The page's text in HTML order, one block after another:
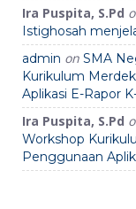
Ira Puspita, S.Pd
Istighosah
admin on SMA
Kurikulum
Aplikasi E-Rapor
Ira Puspita, S.Pd
Workshop
Penggunaan